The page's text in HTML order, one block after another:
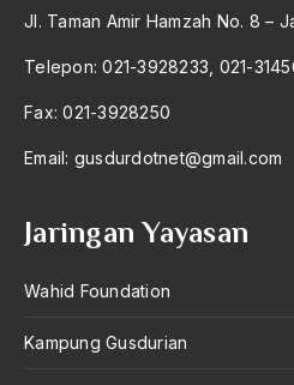
Jl. Taman Amir Hamzah No. 8 –
Telepon: 021-3928233, 021-
Fax: 021-3928250
Email: gusdurdotnet@gmail.com
Jaringan Yayasan
Wahid Foundation
Kampung Gusdurian